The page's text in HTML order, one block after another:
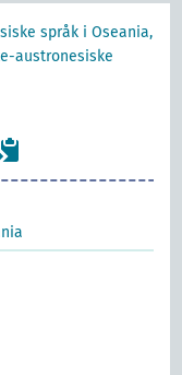
språk i Oseania,
austronesiske